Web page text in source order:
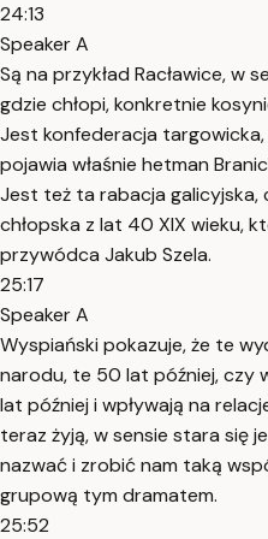
24:13
Speaker A
Są na przykład Racławice, w
gdzie chłopi, konkretnie
Jest konfederacja
pojawia właśnie hetman
Jest też ta rabacja galicyjska,
chłopska z lat 40 XIX wieku,
przywódca Jakub Szela.
25:17
Speaker A
Wyspiański pokazuje, że te
narodu, te 50 lat później, czy
lat później i wpływają na
teraz żyją, w sensie stara się
nazwać i zrobić nam taką
grupową tym dramatem.
25:52